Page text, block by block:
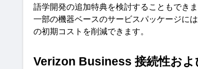
語学開発の追加特典を検討することもできま
一部の機器ベースのサービスパッケージに
の初期コストを削減できます。
Verizon Business 接続性お